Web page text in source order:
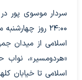
سردار موسوی پور
اسلامی از میدان
«هردومسیر»،
اسلامی تا خیابان